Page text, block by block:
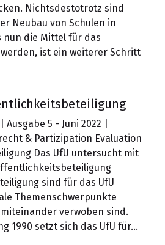
Nichtsdestotrotz sind
Neubau von Schulen in
nun die Mittel für das
ist ein weiterer Schritt
5 - Juni 2022 |
& Partizipation Evaluation
Das UfU untersucht mit
sind für das UfU
Themenschwerpunkte
verwoben sind.
1990 setzt sich das UfU für…